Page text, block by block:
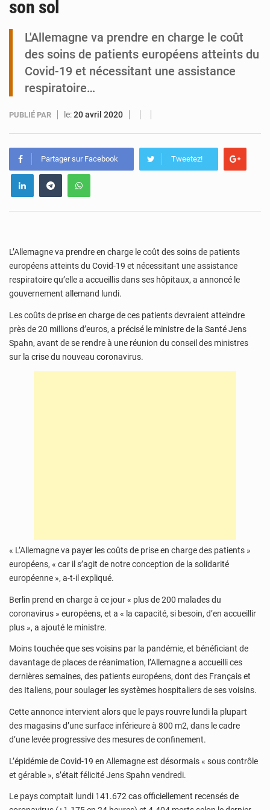
son sol
L'Allemagne va prendre en charge le coût
des soins de patients européens atteints du
Covid-19 et nécessitant une assistance
respiratoire…
PUBLIÉ PAR le:20 avril 2020
Partager sur Facebook Tweetez!
L’Allemagne va prendre en charge le coût des soins de patients
européens atteints du Covid-19 et nécessitant une assistance
respiratoire qu’elle a accueillis dans ses hôpitaux, a annoncé le
gouvernement allemand lundi.
Les coûts de prise en charge de ces patients devraient atteindre
près de 20 millions d’euros, a précisé le ministre de la Santé Jens
Spahn, avant de se rendre à une réunion du conseil des ministres
sur la crise du nouveau coronavirus.
« L’Allemagne va payer les coûts de prise en charge des patients »
européens, « car il s’agit de notre conception de la solidarité
européenne », a-t-il expliqué.
Berlin prend en charge à ce jour « plus de 200 malades du
coronavirus » européens, et a « la capacité, si besoin, d’en accueillir
plus », a ajouté le ministre.
Moins touchée que ses voisins par la pandémie, et bénéficiant de
davantage de places de réanimation, l’Allemagne a accueilli ces
dernières semaines, des patients européens, dont des Français et
des Italiens, pour soulager les systèmes hospitaliers de ses voisins.
Cette annonce intervient alors que le pays rouvre lundi la plupart
des magasins d’une surface inférieure à 800 m2, dans le cadre
d’une levée progressive des mesures de confinement.
L’épidémie de Covid-19 en Allemagne est désormais « sous contrôle
et gérable », s’était félicité Jens Spahn vendredi.
Le pays comptait lundi 141.672 cas officiellement recensés de